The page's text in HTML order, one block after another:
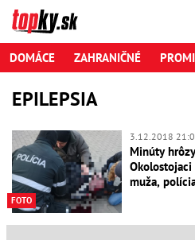
DOMÁCE ZAHRANIČNÉ
EPILEPSIA
FOTO
3.12.2018
Minúty
muža,